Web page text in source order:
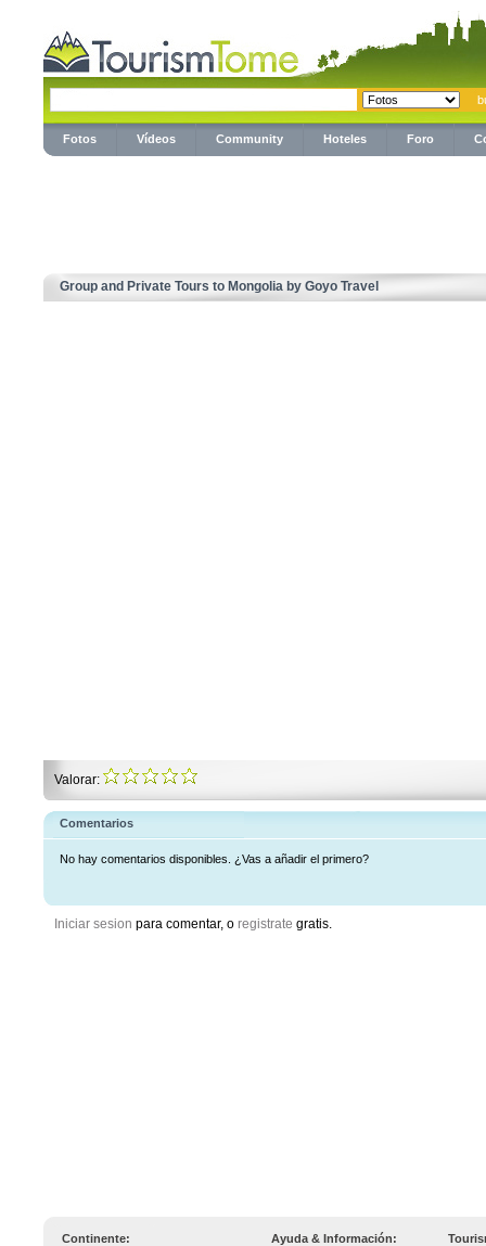
Fotos Vídeos Community Hoteles Foro
Group and Private Tours to Mongolia by Goyo Travel
Valorar:
Comentarios
No hay comentarios disponibles. ¿Vas a añadir el primero?
Iniciar sesion para comentar, o registrate gratis.
Continente: Ayuda & Información: